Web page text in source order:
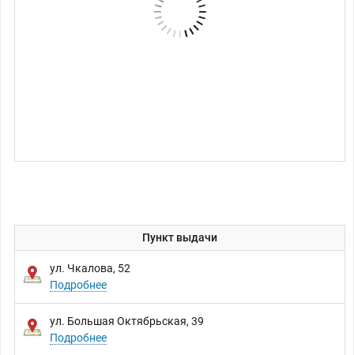
Пункт выдачи
ул. Чкалова, 52
Подробнее
ул. Большая Октябрьская, 39
Подробнее